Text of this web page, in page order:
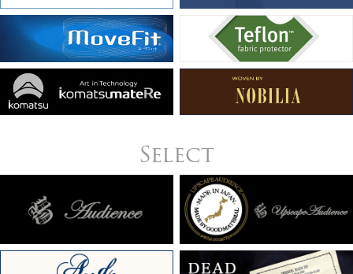
Select